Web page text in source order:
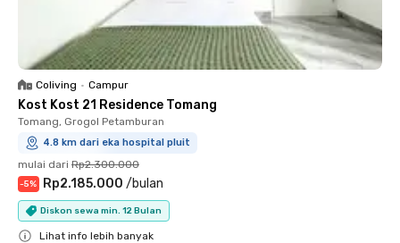
Coliving • Campur
Kost Kost 21 Residence Tomang
Tomang, Grogol Petamburan
4.8 km dari eka hospital pluit
mulai dari Rp2.300.000
-5% Rp2.185.000 /bulan
Diskon sewa min. 12 Bulan
Lihat info lebih banyak